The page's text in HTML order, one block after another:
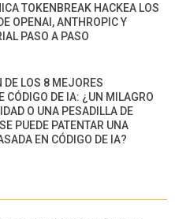
TOKENBREAK HACKEA LOS
OPENAI, ANTHROPIC Y
PASO A PASO
DE LOS 8 MEJORES
CÓDIGO DE IA: ¿UN MILAGRO
O UNA PESADILLA DE
PUEDE PATENTAR UNA
EN CÓDIGO DE IA?